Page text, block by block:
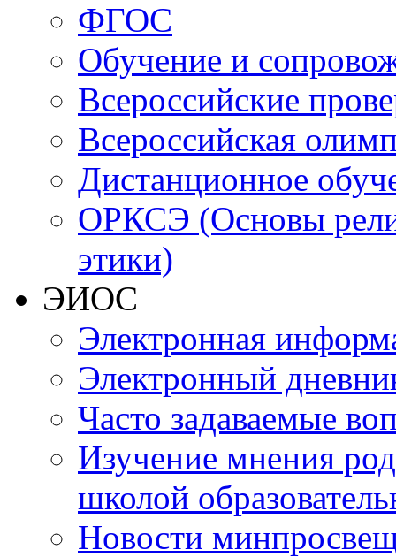
ФГОС
Обучение и
Всероссийские
Всероссийская
Дистанционное
ОРКСЭ (Основы
этики)
ЭИОС
Электронная
Электронный
Часто задаваемые
Изучение мнения
школой
Новости